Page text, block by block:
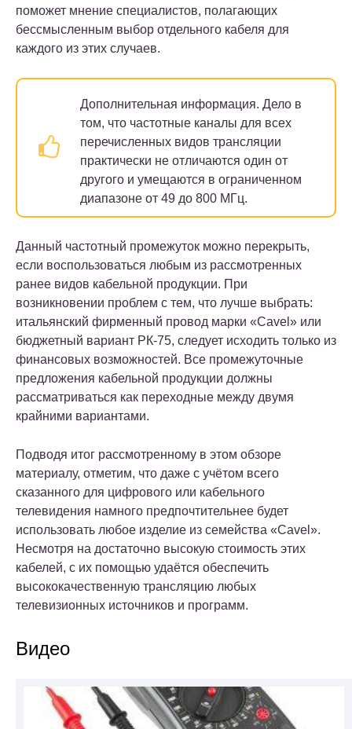
поможет мнение специалистов, полагающих
бессмысленным выбор отдельного кабеля для
каждого из этих случаев.
Дополнительная информация. Дело в
том, что частотные каналы для всех
перечисленных видов трансляции
практически не отличаются один от
другого и умещаются в ограниченном
диапазоне от 49 до 800 МГц.
Данный частотный промежуток можно перекрыть,
если воспользоваться любым из рассмотренных
ранее видов кабельной продукции. При
возникновении проблем с тем, что лучше выбрать:
итальянский фирменный провод марки «Cavel» или
бюджетный вариант РК-75, следует исходить только из
финансовых возможностей. Все промежуточные
предложения кабельной продукции должны
рассматриваться как переходные между двумя
крайними вариантами.
Подводя итог рассмотренному в этом обзоре
материалу, отметим, что даже с учётом всего
сказанного для цифрового или кабельного
телевидения намного предпочтительнее будет
использовать любое изделие из семейства «Cavel».
Несмотря на достаточно высокую стоимость этих
кабелей, с их помощью удаётся обеспечить
высококачественную трансляцию любых
телевизионных источников и программ.
Видео